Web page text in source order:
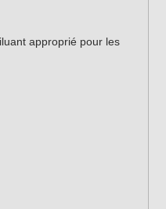
approprié pour les